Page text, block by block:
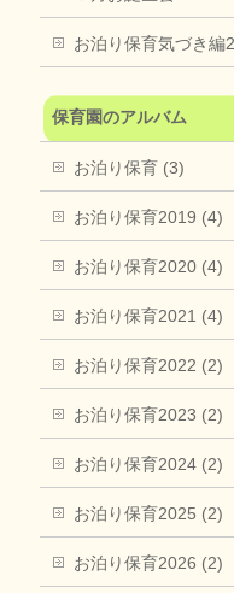
お泊り保育気づき編
保育園のアルバム
お泊り保育 (3)
お泊り保育2019 (4)
お泊り保育2020 (4)
お泊り保育2021 (4)
お泊り保育2022 (2)
お泊り保育2023 (2)
お泊り保育2024 (2)
お泊り保育2025 (2)
お泊り保育2026 (2)